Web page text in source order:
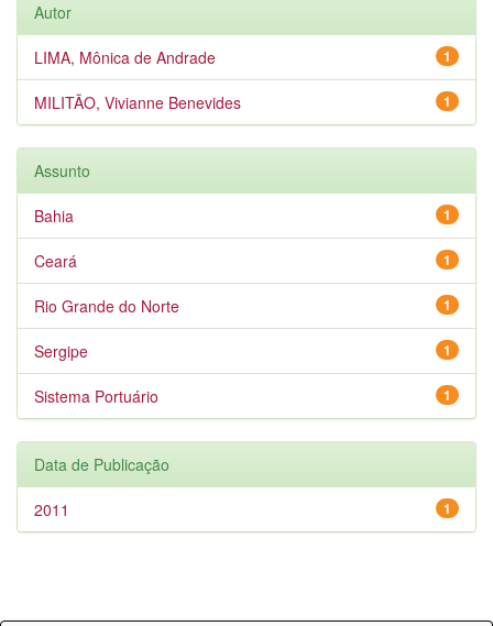
Autor
1
LIMA, Mônica de Andrade
1
MILITÃO, Vivianne Benevides
Assunto
1
Bahia
1
Ceará
1
Rio Grande do Norte
1
Sergipe
1
Sistema Portuário
Data de Publicação
1
2011